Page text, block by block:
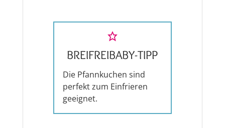
BREIFREIBABY-TIPP
Die Pfannkuchen sind
perfekt zum Einfrieren
geeignet.